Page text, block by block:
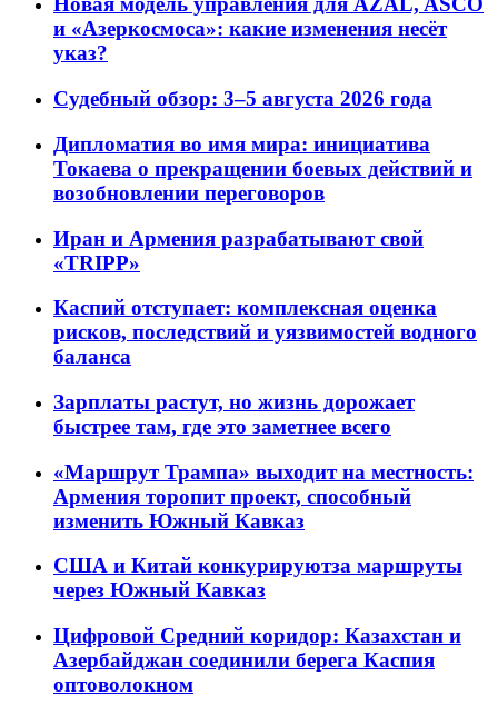
и «Азеркосмоса»: какие изменения несёт
указ?
Судебный обзор: 3–5 августа 2026 года
Дипломатия во имя мира: инициатива
Токаева о прекращении боевых действий и
возобновлении переговоров
Иран и Армения разрабатывают свой
«TRIPP»
Каспий отступает: комплексная оценка
рисков, последствий и уязвимостей водного
баланса
Зарплаты растут, но жизнь дорожает
быстрее там, где это заметнее всего
«Маршрут Трампа» выходит на местность:
Армения торопит проект, способный
изменить Южный Кавказ
США и Китай конкурируютза маршруты
через Южный Кавказ
Цифровой Средний коридор: Казахстан и
Азербайджан соединили берега Каспия
оптоволокном